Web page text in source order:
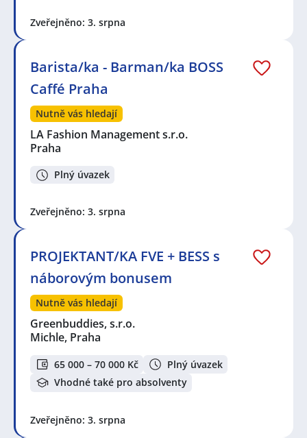
Zveřejněno: 3. srpna
Barista/ka - Barman/ka BOSS
Caffé Praha
Nutně vás hledají
LA Fashion Management s.r.o.
Praha
Plný úvazek
Zveřejněno: 3. srpna
PROJEKTANT/KA FVE + BESS s
náborovým bonusem
Nutně vás hledají
Greenbuddies, s.r.o.
Michle, Praha
65 000 – 70 000 Kč
Plný úvazek
Vhodné také pro absolventy
Zveřejněno: 3. srpna